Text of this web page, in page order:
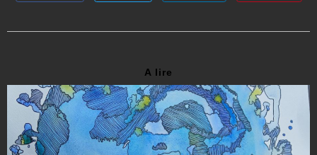
A lire